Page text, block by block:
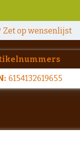
Zet op wensenlijst
6154132619655